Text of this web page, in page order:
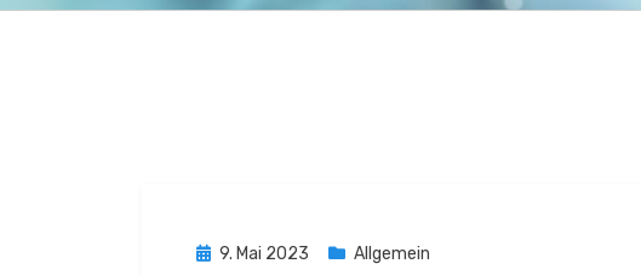
Posted
9. Mai 2023 Allgemein